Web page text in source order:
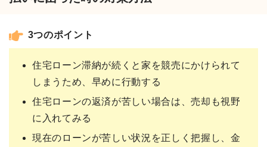
3つのポイント
住宅ローン滞納が続くと家を競売にかけられて
しまうため、早めに行動する
住宅ローンの返済が苦しい場合は、売却も視野
に入れてみる
現在のローンが苦しい状況を正しく把握し、金